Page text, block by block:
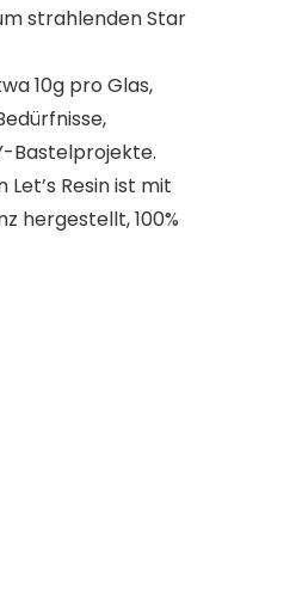
strahlenden Star
10g pro Glas,
Bastelprojekte.
Resin ist mit
hergestellt, 100%